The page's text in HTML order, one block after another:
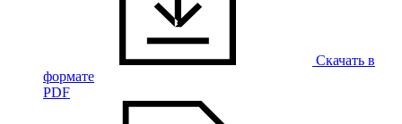
Скачать в
формате
PDF